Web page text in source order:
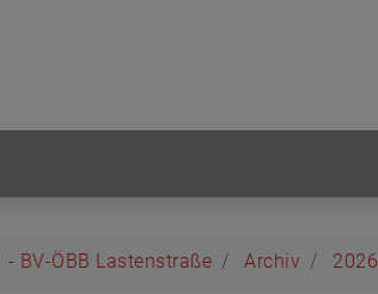
- BV-ÖBB Lastenstraße Archiv 2026